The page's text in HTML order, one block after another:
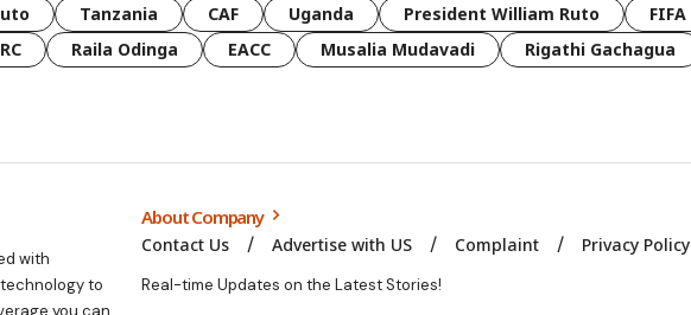
Tanzania CAF Uganda President William Ruto FIFA
Raila Odinga EACC Musalia Mudavadi Rigathi Gachagua
with
to
About Company
Contact Us Advertise with US Complaint Privacy Policy
Real-time Updates on the Latest Stories!